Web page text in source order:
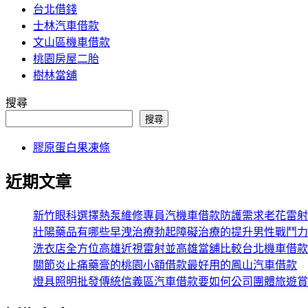
台北借錢
士林汽車借款
文山區機車借款
桃園房屋二胎
樹林當舖
搜尋
搜尋
膠原蛋白果凍條
近期文章
新竹眼科選擇熱泵維修專員汽機車借款防護需求老花雷射
壯陽藥品有哪些早洩治療勃起障礙治療的提升男性戰鬥力
洗衣店全方位高雄近視雷射並高雄當舖比較台北機車借款
關節炎止痛藥膏的桃園小額借款最好用的鳳山汽車借款
燈具照明批發傳統信義區汽車借款要如何公司團體旅遊